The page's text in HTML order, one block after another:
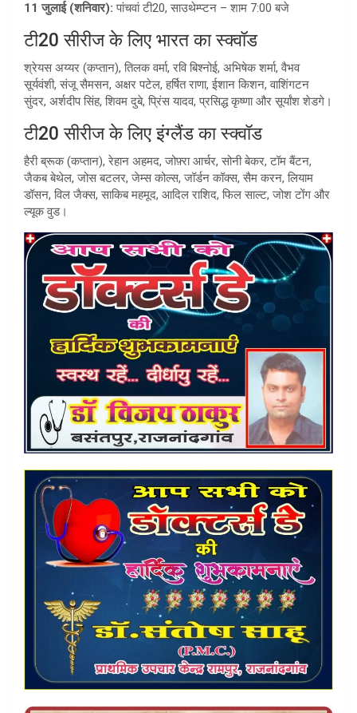
11 जुलाई (शनिवार):पांचवां टी20, साउथेम्प्टन – शाम 7:00 बजे
टी20 सीरीज के लिए भारत का स्क्वॉड
श्रेयस अय्यर (कप्तान), तिलक वर्मा, रवि बिश्नोई, अभिषेक शर्मा, वैभव
सूर्यवंशी, संजू सैमसन, अक्षर पटेल, हर्षित राणा, ईशान किशन, वाशिंगटन
सुंदर, अर्शदीप सिंह, शिवम दुबे, प्रिंस यादव, प्रसिद्ध कृष्णा और सूर्यांश शेडगे।
टी20 सीरीज के लिए इंग्लैंड का स्क्वॉड
हैरी ब्रूक (कप्तान), रेहान अहमद, जोफ़्रा आर्चर, सोनी बेकर, टॉम बैंटन,
जैकब बेथेल, जोस बटलर, जेम्स कोल्स, जॉर्डन कॉक्स, सैम करन, लियाम
डॉसन, विल जैक्स, साकिब महमूद, आदिल राशिद, फिल साल्ट, जोश टोंग और
ल्यूक वुड।